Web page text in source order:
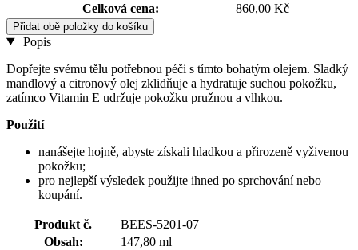
Celková cena:
860,00 Kč
Přidat obě položky do košíku
Popis
Dopřejte svému tělu potřebnou péči s tímto bohatým olejem. Sladký
mandlový a citronový olej zklidňuje a hydratuje suchou pokožku,
zatímco Vitamin E udržuje pokožku pružnou a vlhkou.
Použití
nanášejte hojně, abyste získali hladkou a přirozeně vyživenou
pokožku;
pro nejlepší výsledek použijte ihned po sprchování nebo
koupání.
Produkt č.
BEES-5201-07
Obsah:
147,80 ml